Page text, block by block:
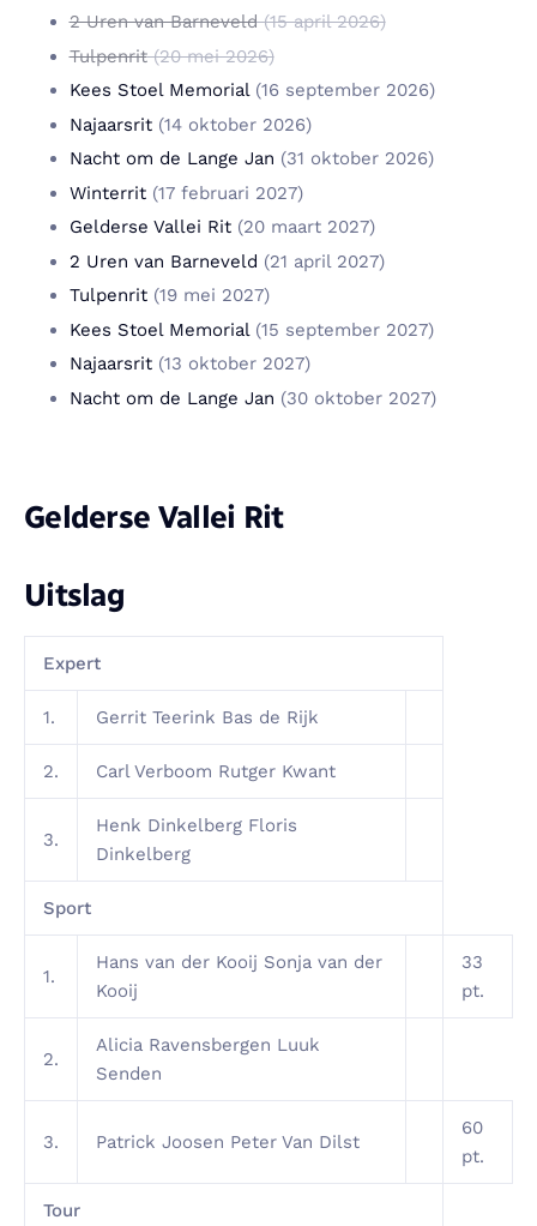
2 Uren van Barneveld(15 april 2026)
Tulpenrit(20 mei 2026)
Kees Stoel Memorial(16 september 2026)
Najaarsrit(14 oktober 2026)
Nacht om de Lange Jan (31 oktober 2026)
Winterrit(17 februari 2027)
Gelderse Vallei Rit(20 maart 2027)
2 Uren van Barneveld (21 april 2027)
Tulpenrit(19 mei 2027)
Kees Stoel Memorial(15 september 2027)
Najaarsrit(13 oktober 2027)
Nacht om de Lange Jan (30 oktober 2027)
Gelderse Vallei Rit
Uitslag
Expert
1. Gerrit Teerink Bas de Rijk
2. Carl Verboom Rutger Kwant
3.
Henk Dinkelberg Floris
Dinkelberg
Sport
1.
Hans van der Kooij Sonja van der
Kooij
33
pt.
2.
Alicia Ravensbergen Luuk
Senden
3. Patrick Joosen Peter Van Dilst
60
pt.
Tour